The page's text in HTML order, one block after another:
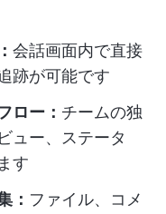
会話画面内で直接
跡が可能です
ロー： チームの独
ュー、ステータ
す
： ファイル、コメ